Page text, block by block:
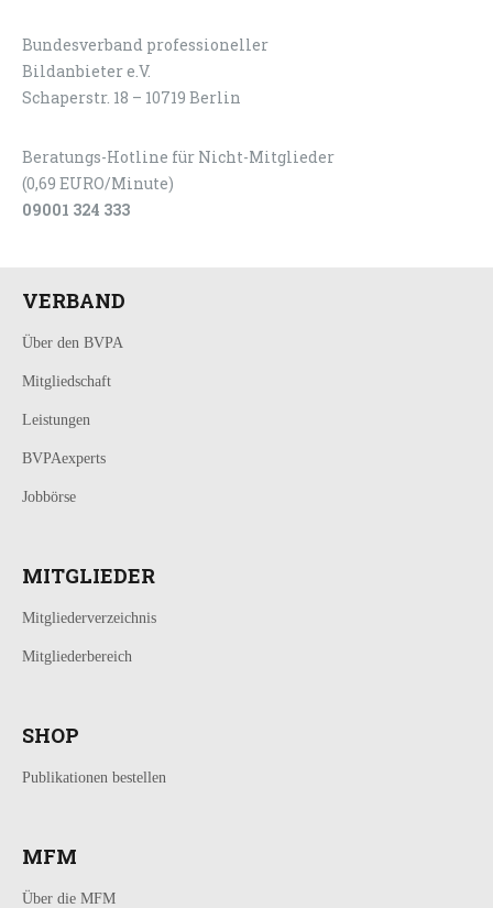
Bundesverband professioneller
Bildanbieter e.V.
Schaperstr. 18 – 10719 Berlin
Beratungs-Hotline für Nicht-Mitglieder
(0,69 EURO/Minute)
09001 324 333
VERBAND
Über den BVPA
Mitgliedschaft
Leistungen
BVPAexperts
Jobbörse
MITGLIEDER
Mitgliederverzeichnis
Mitgliederbereich
SHOP
Publikationen bestellen
MFM
Über die MFM